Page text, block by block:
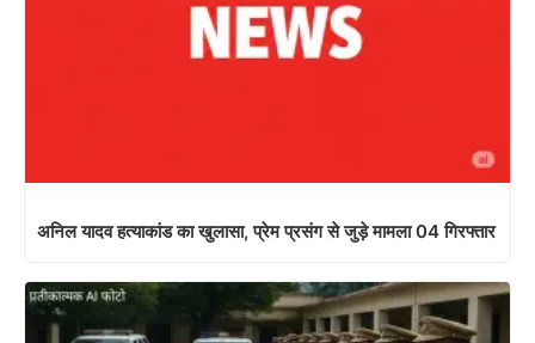
अनिल यादव हत्याकांड का खुलासा, प्रेम प्रसंग से जुड़े मामला 04 गिरफ्तार